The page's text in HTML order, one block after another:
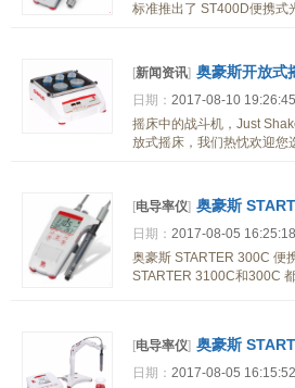
标准推出了 ST400D便携式
[新闻资讯] 奥豪斯开放式
日期： 2017-08-10 19:26:45
摇床中的战斗机，Just
放式摇床，我们热忱欢迎您
[电导率仪] 奥豪斯
日期： 2017-08-05 16:25:18
奥豪斯 STARTER 300C 便
STARTER 3100C和300C
[电导率仪] 奥豪斯
日期： 2017-08-05 16:15:52